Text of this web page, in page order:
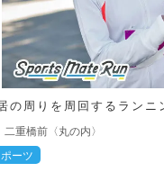
の周りを周回するランニ
二重橋前〈丸の内〉
ーツ